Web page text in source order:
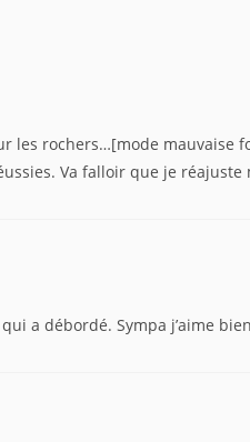
les rochers…[mode mauvaise
Va falloir que je réajuste
a débordé. Sympa j’aime